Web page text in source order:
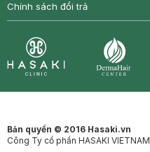
Chính sách đổi trả
Bản quyền © 2016 Hasaki.vn
Công Ty cổ phần HASAKI VIETNAM